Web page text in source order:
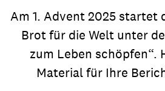
Am 1. Advent 2025 startet
Brot für die Welt unter
zum Leben schöpfen“.
Material für Ihre